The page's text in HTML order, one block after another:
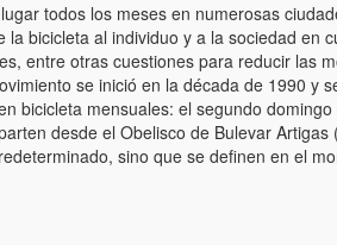
todos los meses en numerosas
bicicleta al individuo y a la sociedad en
entre otras cuestiones para reducir las
se inició en la década de 1990 y
bicicleta mensuales: el segundo
desde el Obelisco de Bulevar
sino que se definen en el